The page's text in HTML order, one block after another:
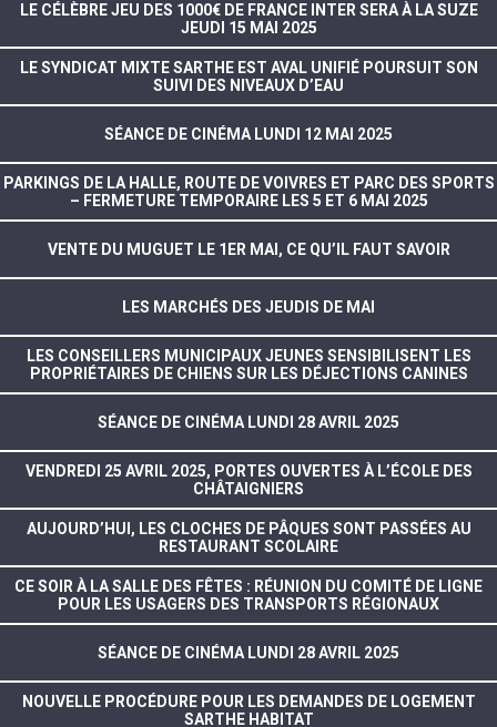
LE CÉLÈBRE JEU DES 1000€ DE FRANCE INTER SERA À LA SUZE
JEUDI 15 MAI 2025
LE SYNDICAT MIXTE SARTHE EST AVAL UNIFIÉ POURSUIT SON
SUIVI DES NIVEAUX D’EAU
SÉANCE DE CINÉMA LUNDI 12 MAI 2025
PARKINGS DE LA HALLE, ROUTE DE VOIVRES ET PARC DES SPORTS
– FERMETURE TEMPORAIRE LES 5 ET 6 MAI 2025
VENTE DU MUGUET LE 1ER MAI, CE QU’IL FAUT SAVOIR
LES MARCHÉS DES JEUDIS DE MAI
LES CONSEILLERS MUNICIPAUX JEUNES SENSIBILISENT LES
PROPRIÉTAIRES DE CHIENS SUR LES DÉJECTIONS CANINES
SÉANCE DE CINÉMA LUNDI 28 AVRIL 2025
VENDREDI 25 AVRIL 2025, PORTES OUVERTES À L’ÉCOLE DES
CHÂTAIGNIERS
AUJOURD’HUI, LES CLOCHES DE PÂQUES SONT PASSÉES AU
RESTAURANT SCOLAIRE
CE SOIR À LA SALLE DES FÊTES : RÉUNION DU COMITÉ DE LIGNE
POUR LES USAGERS DES TRANSPORTS RÉGIONAUX
SÉANCE DE CINÉMA LUNDI 28 AVRIL 2025
NOUVELLE PROCÉDURE POUR LES DEMANDES DE LOGEMENT
SARTHE HABITAT